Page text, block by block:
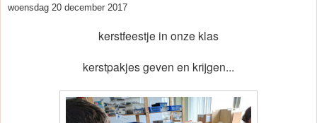
woensdag 20 december 2017
kerstfeestje in onze klas
kerstpakjes geven en krijgen...